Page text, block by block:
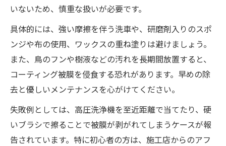
いないため、慎重な扱いが必要です。
具体的には、強い摩擦を伴う洗車や、研磨剤入りのスポ
ンジや布の使用、ワックスの重ね塗りは避けましょう。
また、鳥のフンや樹液などの汚れを長期間放置すると、
コーティング被膜を侵食する恐れがあります。早めの除
去と優しいメンテナンスを心がけてください。
失敗例としては、高圧洗浄機を至近距離で当てたり、硬
いブラシで擦ることで被膜が剥がれてしまうケースが報
告されています。特に初心者の方は、施工店からのアフ